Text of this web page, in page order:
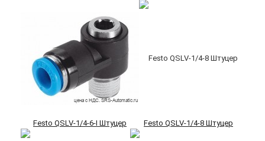
Festo QSLV-1/4-6-I Штуцер Festo QSLV-1/4-8 Штуцер